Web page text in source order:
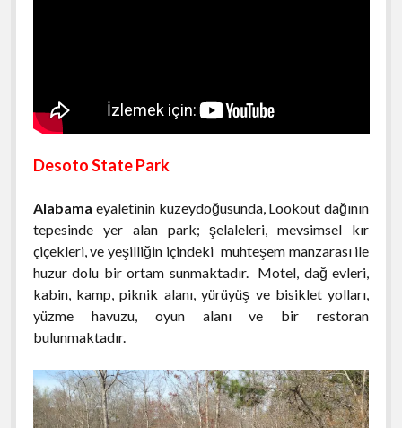
Desoto State Park
Alabama eyaletinin kuzeydoğusunda, Lookout dağının
tepesinde yer alan park; şelaleleri, mevsimsel kır
çiçekleri, ve yeşilliğin içindeki muhteşem manzarası ile
huzur dolu bir ortam sunmaktadır. Motel, dağ evleri,
kabin, kamp, piknik alanı, yürüyüş ve bisiklet yolları,
yüzme havuzu, oyun alanı ve bir restoran
bulunmaktadır.